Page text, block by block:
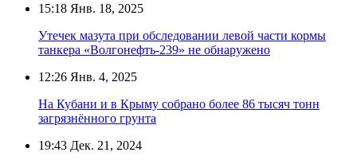
15:18 Янв. 18, 2025
Утечек мазута при обследовании левой части кормы
танкера «Волгонефть-239» не обнаружено
12:26 Янв. 4, 2025
На Кубани и в Крыму собрано более 86 тысяч тонн
загрязнённого грунта
19:43 Дек. 21, 2024